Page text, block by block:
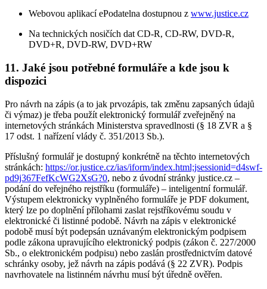
Webovou aplikací ePodatelna dostupnou z www.justice.cz
Na technických nosičích dat CD-R, CD-RW, DVD-R,
DVD+R, DVD-RW, DVD+RW
11. Jaké jsou potřebné formuláře a kde jsou k
dispozici
Pro návrh na zápis (a to jak prvozápis, tak změnu zapsaných údajů
či výmaz) je třeba použít elektronický formulář zveřejněný na
internetových stránkách Ministerstva spravedlnosti (§ 18 ZVR a §
17 odst. 1 nařízení vlády č. 351/2013 Sb.).
Příslušný formulář je dostupný konkrétně na těchto internetových
stránkách: https://or.justice.cz/ias/iform/index.html;jsessionid=d4swf-
pd9j367FefKcWG2XsG?0, nebo z úvodní stránky justice.cz –
podání do veřejného rejstříku (formuláře) – inteligentní formulář.
Výstupem elektronicky vyplněného formuláře je PDF dokument,
který lze po doplnění přílohami zaslat rejstříkovému soudu v
elektronické či listinné podobě. Návrh na zápis v elektronické
podobě musí být podepsán uznávaným elektronickým podpisem
podle zákona upravujícího elektronický podpis (zákon č. 227/2000
Sb., o elektronickém podpisu) nebo zaslán prostřednictvím datové
schránky osoby, jež návrh na zápis podává (§ 22 ZVR). Podpis
navrhovatele na listinném návrhu musí být úředně ověřen.